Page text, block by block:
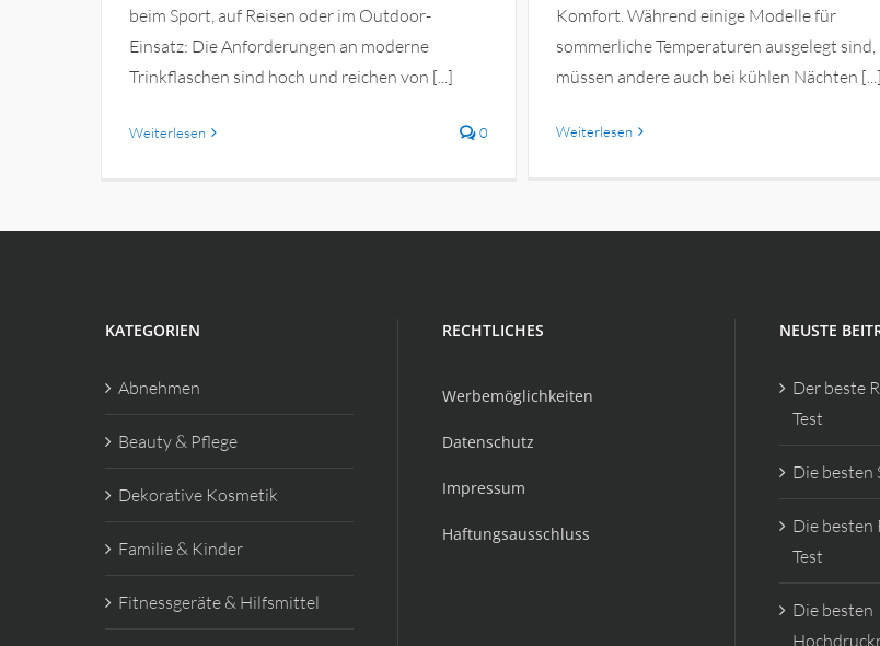
beim Sport, auf Reisen oder im Outdoor-
Einsatz: Die Anforderungen an moderne
Trinkflaschen sind hoch und reichen von [...]
Weiterlesen 0
Komfort. Während einige Modelle für
sommerliche Temperaturen ausgelegt sind,
müssen andere auch bei kühlen Nächten [...]
Weiterlesen
KATEGORIEN
Abnehmen
Beauty & Pflege
Dekorative Kosmetik
Familie & Kinder
Fitnessgeräte & Hilfsmittel
RECHTLICHES
Werbemöglichkeiten
Datenschutz
Impressum
Haftungsausschluss
NEUSTE
Der beste
Test
Die besten
Die besten
Test
Die besten